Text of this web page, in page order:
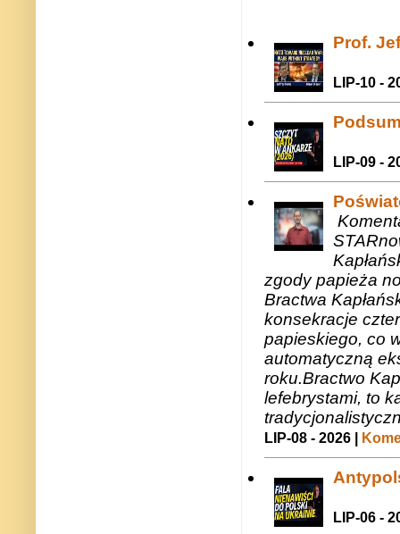
Prof.
LIP-10 -
LIP-09 -
zgody papieża
Bractwa
konsekracje
papieskiego, co
automatyczną
roku.Bractwo
lefebrystami, to
LIP-08 - 2026 |
LIP-06 -